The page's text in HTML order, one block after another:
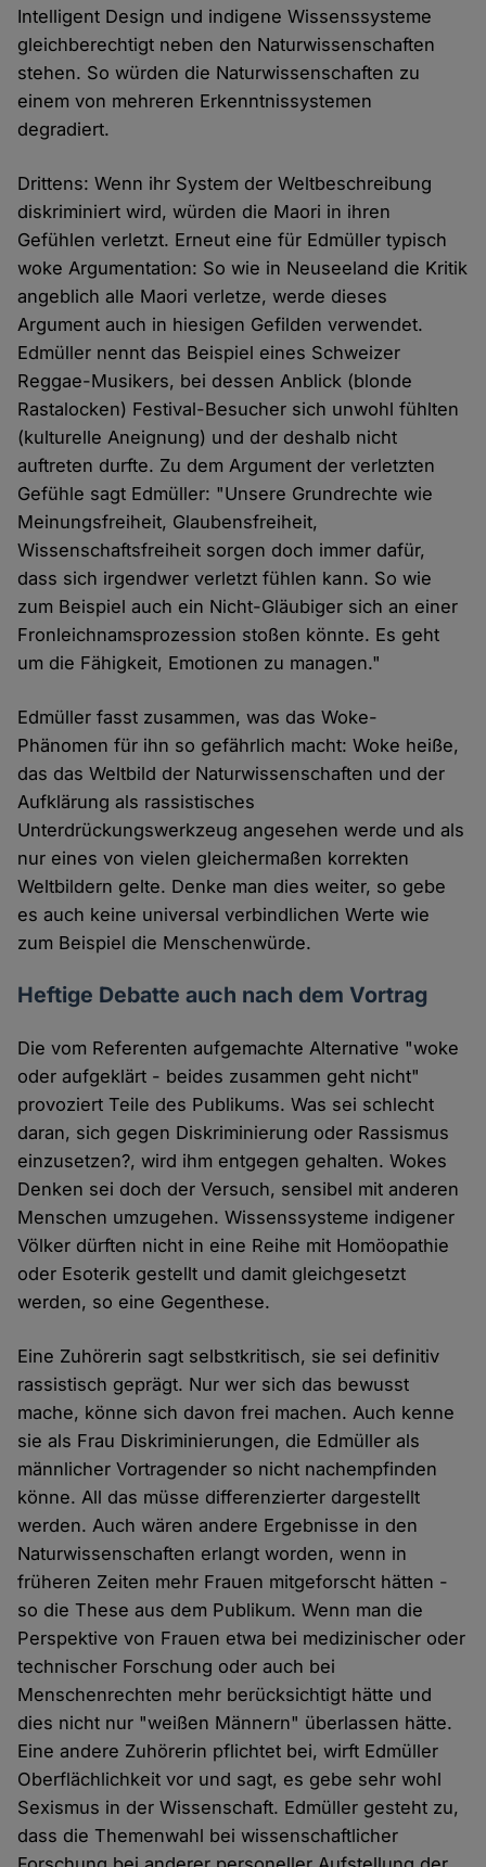
Intelligent Design und indigene Wissenssysteme
gleichberechtigt neben den Naturwissenschaften
stehen. So würden die Naturwissenschaften zu
einem von mehreren Erkenntnissystemen
degradiert.
Drittens: Wenn ihr System der Weltbeschreibung
diskriminiert wird, würden die Maori in ihren
Gefühlen verletzt. Erneut eine für Edmüller typisch
woke Argumentation: So wie in Neuseeland die Kritik
angeblich alle Maori verletze, werde dieses
Argument auch in hiesigen Gefilden verwendet.
Edmüller nennt das Beispiel eines Schweizer
Reggae-Musikers, bei dessen Anblick (blonde
Rastalocken) Festival-Besucher sich unwohl fühlten
(kulturelle Aneignung) und der deshalb nicht
auftreten durfte. Zu dem Argument der verletzten
Gefühle sagt Edmüller: "Unsere Grundrechte wie
Meinungsfreiheit, Glaubensfreiheit,
Wissenschaftsfreiheit sorgen doch immer dafür,
dass sich irgendwer verletzt fühlen kann. So wie
zum Beispiel auch ein Nicht-Gläubiger sich an einer
Fronleichnamsprozession stoßen könnte. Es geht
um die Fähigkeit, Emotionen zu managen."
Edmüller fasst zusammen, was das Woke-
Phänomen für ihn so gefährlich macht: Woke heiße,
das das Weltbild der Naturwissenschaften und der
Aufklärung als rassistisches
Unterdrückungswerkzeug angesehen werde und als
nur eines von vielen gleichermaßen korrekten
Weltbildern gelte. Denke man dies weiter, so gebe
es auch keine universal verbindlichen Werte wie
zum Beispiel die Menschenwürde.
Heftige Debatte auch nach dem Vortrag
Die vom Referenten aufgemachte Alternative "woke
oder aufgeklärt - beides zusammen geht nicht"
provoziert Teile des Publikums. Was sei schlecht
daran, sich gegen Diskriminierung oder Rassismus
einzusetzen?, wird ihm entgegen gehalten. Wokes
Denken sei doch der Versuch, sensibel mit anderen
Menschen umzugehen. Wissenssysteme indigener
Völker dürften nicht in eine Reihe mit Homöopathie
oder Esoterik gestellt und damit gleichgesetzt
werden, so eine Gegenthese.
Eine Zuhörerin sagt selbstkritisch, sie sei definitiv
rassistisch geprägt. Nur wer sich das bewusst
mache, könne sich davon frei machen. Auch kenne
sie als Frau Diskriminierungen, die Edmüller als
männlicher Vortragender so nicht nachempfinden
könne. All das müsse differenzierter dargestellt
werden. Auch wären andere Ergebnisse in den
Naturwissenschaften erlangt worden, wenn in
früheren Zeiten mehr Frauen mitgeforscht hätten -
so die These aus dem Publikum. Wenn man die
Perspektive von Frauen etwa bei medizinischer oder
technischer Forschung oder auch bei
Menschenrechten mehr berücksichtigt hätte und
dies nicht nur "weißen Männern" überlassen hätte.
Eine andere Zuhörerin pflichtet bei, wirft Edmüller
Oberflächlichkeit vor und sagt, es gebe sehr wohl
Sexismus in der Wissenschaft. Edmüller gesteht zu,
dass die Themenwahl bei wissenschaftlicher